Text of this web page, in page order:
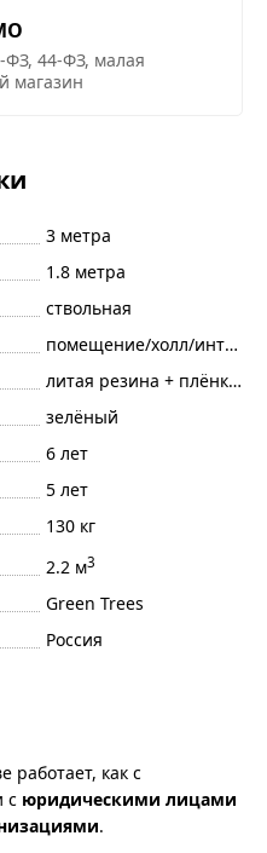
ФЗ, 44-ФЗ, малая
магазин
3 метра
1.8 метра
ствольная
помещение/холл/
литая резина + плёнка
зелёный
6 лет
5 лет
130 кг
2.2 м3
Green Trees
Россия
работает, как с
с юридическими лицами
.